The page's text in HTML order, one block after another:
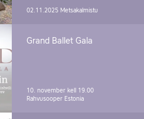
02.11.2025 Metsakalmistu
Grand Ballet Gala
10. november kell 19.00
Rahvusooper Estonia